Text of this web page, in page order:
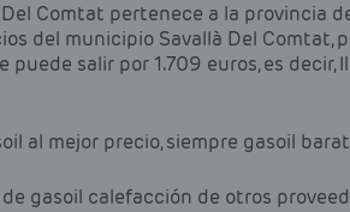
Comtat pertenece a la provincia
del municipio Savallà Del Comtat,
puede salir por 1.709 euros, es
al mejor precio, siempre gasoil
gasoil calefacción de otros